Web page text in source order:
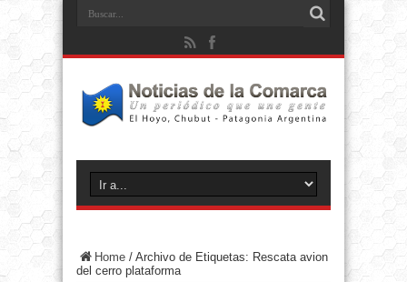
Home / Archivo de Etiquetas: Rescata avion
del cerro plataforma